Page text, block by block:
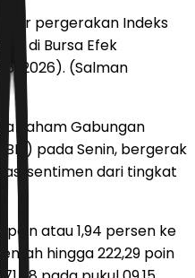
pergerakan Indeks
di Bursa Efek
6/2026). (Salman
Saham Gabungan
pada Senin, bergerak
sentimen dari tingkat
poin atau 1,94 persen ke
hingga 222,29 poin